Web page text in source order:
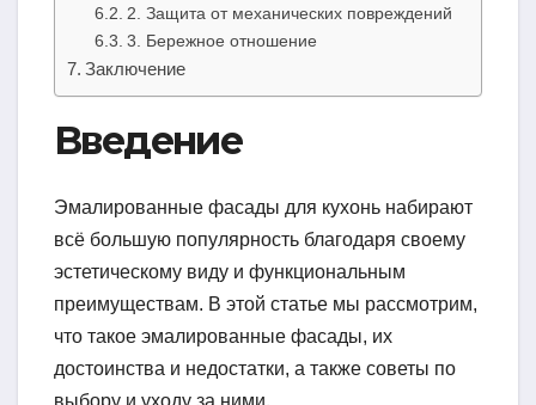
2. Защита от механических повреждений
3. Бережное отношение
Заключение
Введение
Эмалированные фасады для кухонь набирают
всё большую популярность благодаря своему
эстетическому виду и функциональным
преимуществам. В этой статье мы рассмотрим,
что такое эмалированные фасады, их
достоинства и недостатки, а также советы по
выбору и уходу за ними.